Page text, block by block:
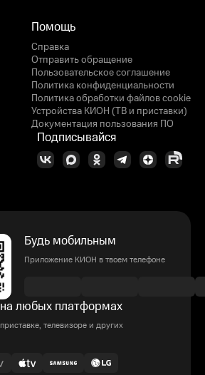
Помощь
Справка
Отправить обращение
Пользовательское соглашение
Политика конфиденциальности
Политика обработки файлов cookie
Устройства КИОН (ТВ и приставки)
Документация пользования ПО
Подписывайся
Будь мобильным
Приложение КИОН в твоем телефоне
любых платформах
телевизоре и других